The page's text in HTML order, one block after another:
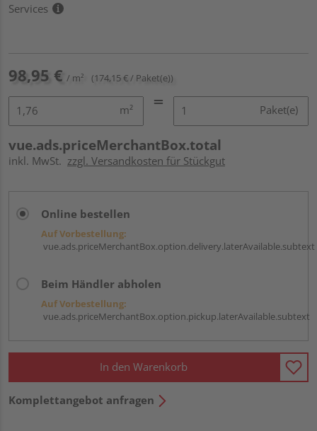
Services
98,95 € / m² (174,15 € / Paket(e))
m² Paket(e)
vue.ads.priceMerchantBox.total
inkl. MwSt. zzgl. Versandkosten für Stückgut
Online bestellen
Auf Vorbestellung:
vue.ads.priceMerchantBox.option.delivery.laterAvailable.subtext
Beim Händler abholen
Auf Vorbestellung:
vue.ads.priceMerchantBox.option.pickup.laterAvailable.subtext
In den Warenkorb
Komplettangebot anfragen